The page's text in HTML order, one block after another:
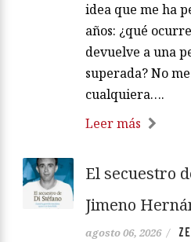
idea que me ha
años: ¿qué
devuelve a una
superada? No
cualquiera….
Leer más
El secuestro
Jimeno
agosto 06, 2026 /